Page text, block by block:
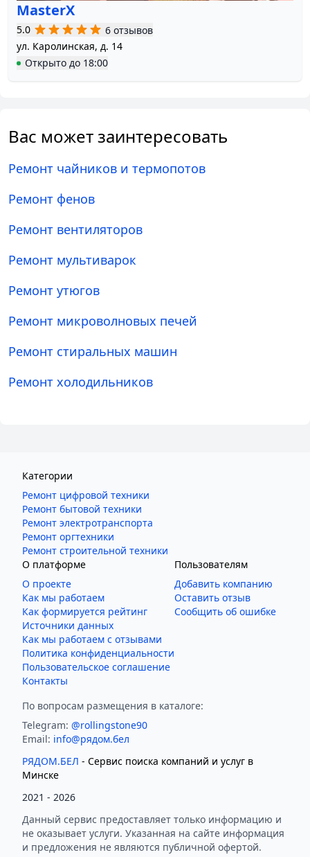
MasterX
5.0
6 отзывов
ул. Каролинская, д. 14
Открыто до 18:00
Вас может заинтересовать
Ремонт чайников и термопотов
Ремонт фенов
Ремонт вентиляторов
Ремонт мультиварок
Ремонт утюгов
Ремонт микроволновых печей
Ремонт стиральных машин
Ремонт холодильников
Категории
Ремонт цифровой техники
Ремонт бытовой техники
Ремонт электротранспорта
Ремонт оргтехники
Ремонт строительной техники
О платформе
О проекте
Как мы работаем
Как формируется рейтинг
Источники данных
Как мы работаем с отзывами
Политика конфиденциальности
Пользовательское соглашение
Контакты
Пользователям
Добавить компанию
Оставить отзыв
Сообщить об ошибке
По вопросам размещения в каталоге:
Telegram: @rollingstone90
Email: info@рядом.бел
РЯДОМ.БЕЛ - Cервис поиска компаний и услуг в
Минске
2021 - 2026
Данный сервис предоставляет только информацию и
не оказывает услуги. Указанная на сайте информация
и предложения не являются публичной офертой.